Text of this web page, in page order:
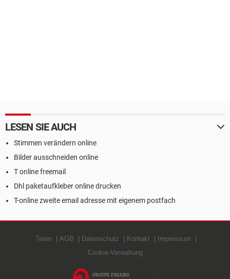
LESEN SIE AUCH
Stimmen verändern online
Bilder ausschneiden online
T online freemail
Dhl paketaufkleber online drucken
T-online zweite email adresse mit eigenem postfach
Team AGB Datenschutz Kontakt
Impressum
Cookie-Verwaltung